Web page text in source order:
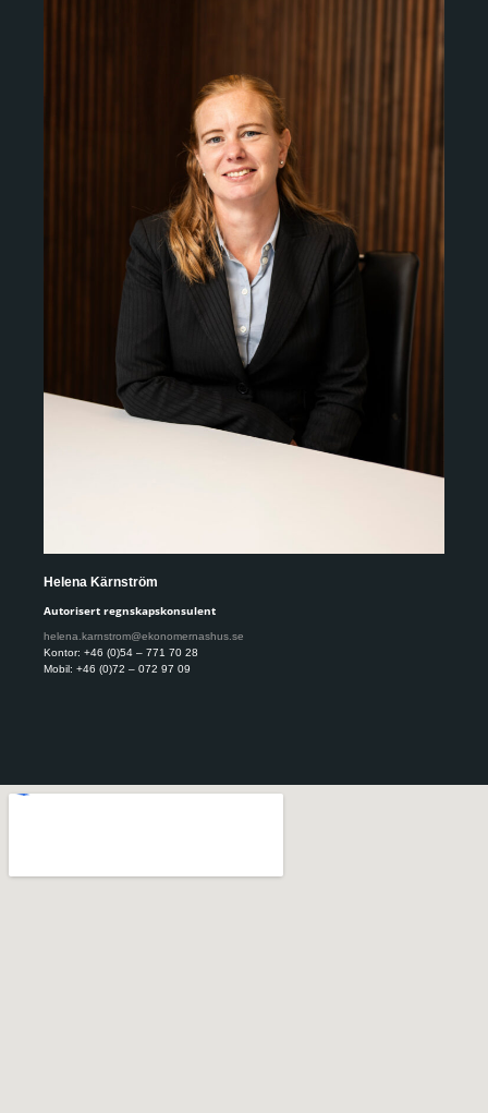
Helena Kärnström
Autorisert regnskapskonsulent
helena.karnstrom@ekonomernashus.se
Kontor: +46 (0)54 – 771 70 28
Mobil: +46 (0)72 – 072 97 09